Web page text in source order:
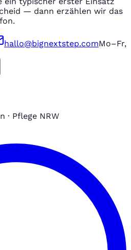
— dann erzählen wir das
hallo@bignextstep.comMo–Fr,
· Pflege NRW